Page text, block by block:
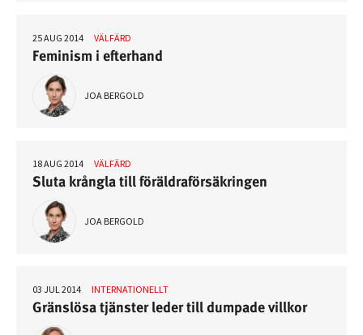
25 AUG 2014 VÄLFÄRD
Feminism i efterhand
JOA BERGOLD
18 AUG 2014 VÄLFÄRD
Sluta krångla till föräldraförsäkringen
JOA BERGOLD
03 JUL 2014 INTERNATIONELLT
Gränslösa tjänster leder till dumpade villkor